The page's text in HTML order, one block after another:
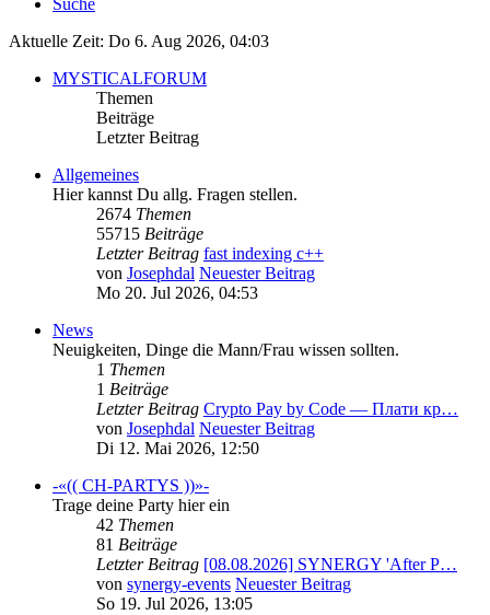
Suche
Aktuelle Zeit: Do 6. Aug 2026, 04:03
MYSTICALFORUM
Themen
Beiträge
Letzter Beitrag
Allgemeines
Hier kannst Du allg. Fragen stellen.
2674 Themen
55715 Beiträge
Letzter Beitrag fast indexing c++
von Josephdal Neuester Beitrag
Mo 20. Jul 2026, 04:53
News
Neuigkeiten, Dinge die Mann/Frau wissen sollten.
1 Themen
1 Beiträge
Letzter Beitrag Crypto Pay by Code — Плати кр…
von Josephdal Neuester Beitrag
Di 12. Mai 2026, 12:50
-«(( CH-PARTYS ))»-
Trage deine Party hier ein
42 Themen
81 Beiträge
Letzter Beitrag [08.08.2026] SYNERGY 'After P…
von synergy-events Neuester Beitrag
So 19. Jul 2026, 13:05